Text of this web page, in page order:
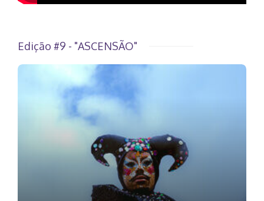
Edição #9 - "ASCENSÃO"